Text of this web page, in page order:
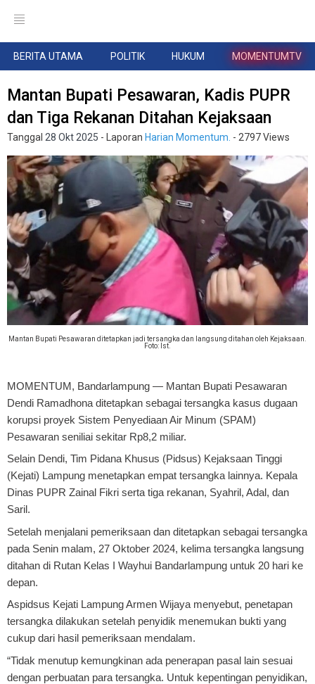
BERITA UTAMA POLITIK HUKUM MOMENTUMTV
Mantan Bupati Pesawaran, Kadis PUPR
dan Tiga Rekanan Ditahan Kejaksaan
Tanggal 28 Okt 2025 - Laporan Harian Momentum. - 2797 Views
Mantan Bupati Pesawaran ditetapkan jadi tersangka dan langsung ditahan oleh Kejaksaan.
Foto: Ist.
MOMENTUM, Bandarlampung — Mantan Bupati Pesawaran
Dendi Ramadhona ditetapkan sebagai tersangka kasus dugaan
korupsi proyek Sistem Penyediaan Air Minum (SPAM)
Pesawaran seniliai sekitar Rp8,2 miliar.
Selain Dendi, Tim Pidana Khusus (Pidsus) Kejaksaan Tinggi
(Kejati) Lampung menetapkan empat tersangka lainnya. Kepala
Dinas PUPR Zainal Fikri serta tiga rekanan, Syahril, Adal, dan
Saril.
Setelah menjalani pemeriksaan dan ditetapkan sebagai tersangka
pada Senin malam, 27 Oktober 2024, kelima tersangka langsung
ditahan di Rutan Kelas I Wayhui Bandarlampung untuk 20 hari ke
depan.
Aspidsus Kejati Lampung Armen Wijaya menyebut, penetapan
tersangka dilakukan setelah penyidik menemukan bukti yang
cukup dari hasil pemeriksaan mendalam.
“Tidak menutup kemungkinan ada penerapan pasal lain sesuai
dengan perbuatan para tersangka. Untuk kepentingan penyidikan,